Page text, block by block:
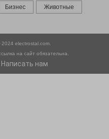
Бизнес Животные
2024 electrostal.com.
на сайт обязательна.
Написать нам